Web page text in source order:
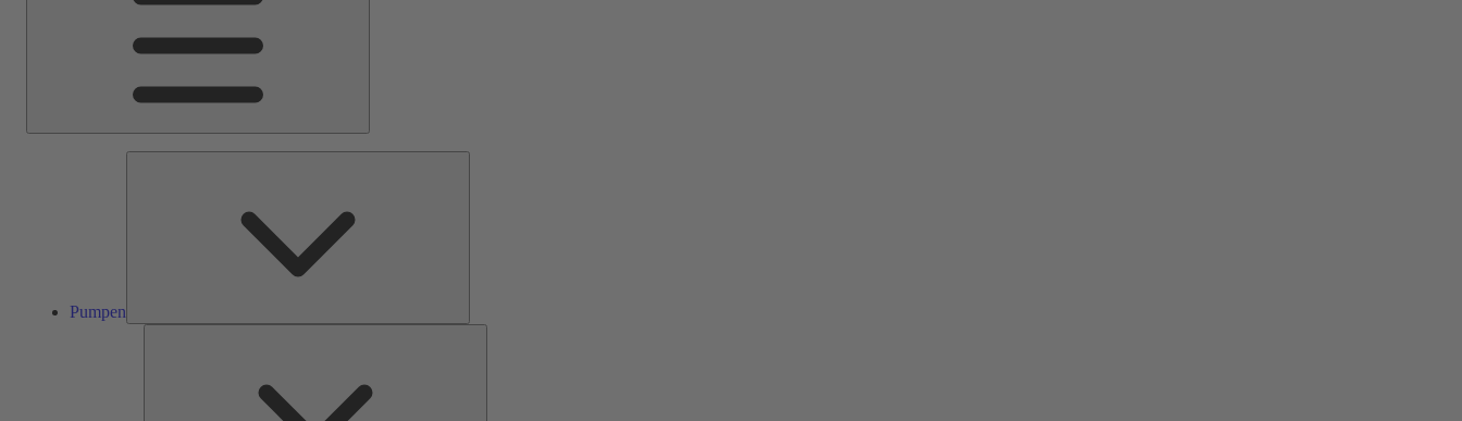
Pumpen